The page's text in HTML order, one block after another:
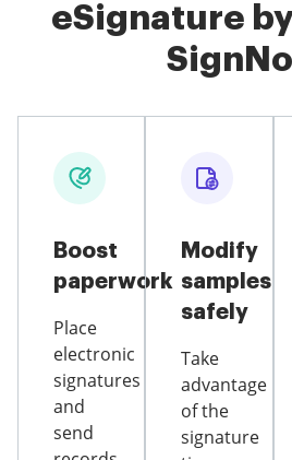
eSignature
Boost
paperwork
Place
electronic
signatures
and
send
Modify
samples
safely
Take
advantage
of the
signature